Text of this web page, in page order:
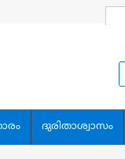
ദുരിതാശ്വാസം